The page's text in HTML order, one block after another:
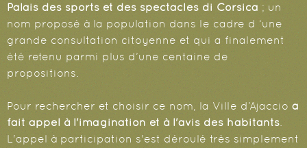
Palais des sports et des spectacles di Corsica ; un
nom proposé à la population dans le cadre d ‘une
grande consultation citoyenne et qui a finalement
été retenu parmi plus d’une centaine de
propositions.
Pour rechercher et choisir ce nom, la Ville d’Ajaccio a
fait appel à l'imagination et à l'avis des habitants.
L'appel à participation s'est déroulé très simplement